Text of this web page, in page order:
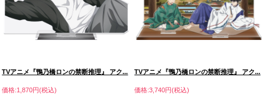
TVアニメ『鴨乃橋ロンの禁断推理』 アク...
価格:1,870円(税込)
TVアニメ『鴨乃橋ロンの禁断推理』 アク...
価格:3,740円(税込)